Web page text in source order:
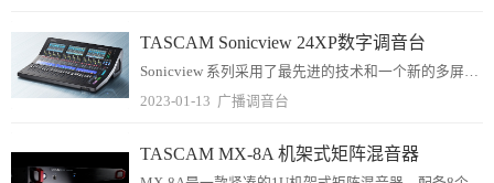
TASCAM Sonicview 24XP数字调音台
2023-01-13 广播调音台
TASCAM MX-8A 机架式矩阵混音器